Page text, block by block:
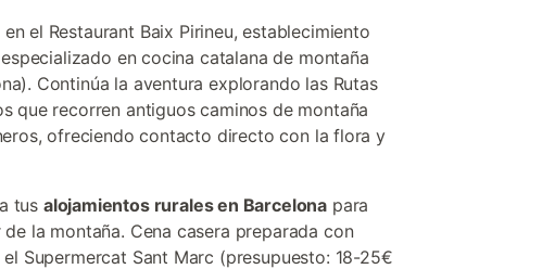
el Restaurant Baix Pirineu, establecimiento
en cocina catalana de montaña
Continúa la aventura explorando las Rutas
que recorren antiguos caminos de montaña
ofreciendo contacto directo con la flora y
tus alojamientos rurales en Barcelona para
la montaña. Cena casera preparada con
Supermercat Sant Marc (presupuesto: 18-25€